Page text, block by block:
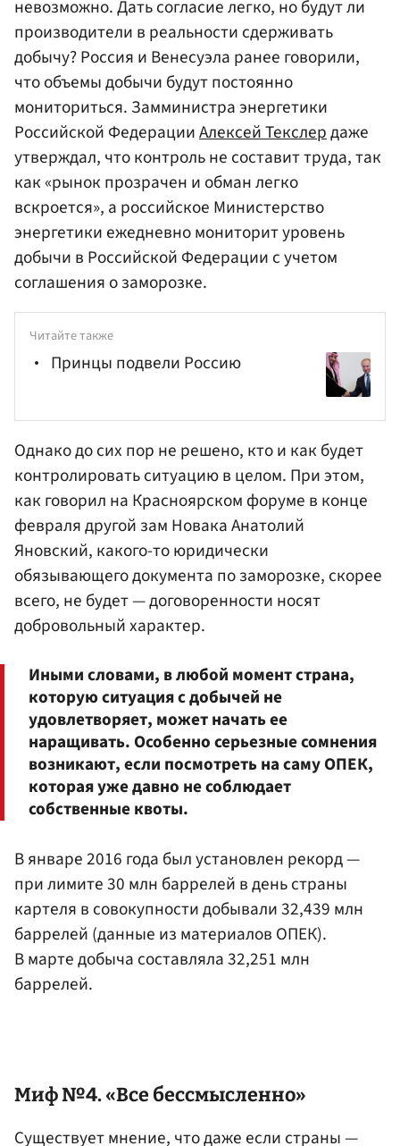
невозможно. Дать согласие легко, но будут ли
производители в реальности сдерживать
добычу? Россия и Венесуэла ранее говорили,
что объемы добычи будут постоянно
мониториться. Замминистра энергетики
Российской ФедерацииАлексей Текслердаже
утверждал, что контроль не составит труда, так
как «рынок прозрачен и обман легко
вскроется», а российское Министерство
энергетики ежедневно мониторит уровень
добычи в Российской Федерации с учетом
соглашения о заморозке.
Читайте также
Принцы подвели Россию
Однако до сих пор не решено, кто и как будет
контролировать ситуацию в целом. При этом,
как говорил на Красноярском форуме в конце
февраля другой зам НовакаАнатолий
Яновский, какого-то юридически
обязывающего документа по заморозке, скорее
всего, не будет — договоренности носят
добровольный характер.
Иными словами, в любой момент страна,
которую ситуация с добычей не
удовлетворяет, может начать ее
наращивать. Особенно серьезные сомнения
возникают, если посмотреть на саму ОПЕК,
которая уже давно не соблюдает
собственные квоты.
В январе 2016 года был установлен рекорд —
при лимите 30 млн баррелей в день страны
картеля в совокупности добывали 32,439 млн
баррелей (данные из материалов ОПЕК).
В марте добыча составляла 32,251 млн
баррелей.
Миф №4. «Все бессмысленно»
Существует мнение, что даже если страны —